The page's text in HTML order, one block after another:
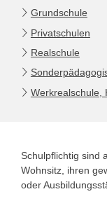
Grundschule
Privatschulen
Realschule
Werkrealschule,
Schulpflichtig sind
Wohnsitz, ihren
oder